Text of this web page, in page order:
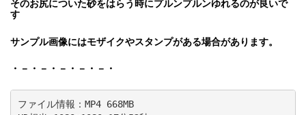
そのお尻についた砂をはらう時にプルンプルンゆれるのが良いで
す
サンプル画像にはモザイクやスタンプがある場合があります。
・－・－・－・－・－・
ファイル情報：MP4 668MB